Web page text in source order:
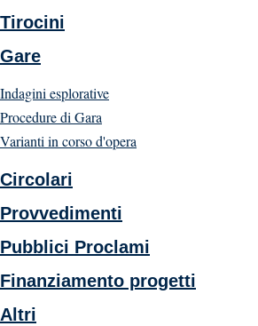
Tirocini
Gare
Indagini esplorative
Procedure di Gara
Varianti in corso d'opera
Circolari
Provvedimenti
Pubblici Proclami
Finanziamento progetti
Altri